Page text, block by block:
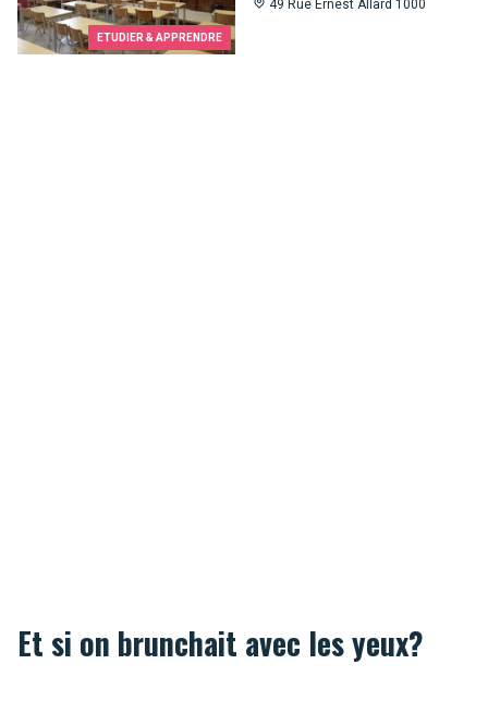
ETUDIER & APPRENDRE
49 Rue Ernest Allard 1000
Et si on brunchait avec les yeux?